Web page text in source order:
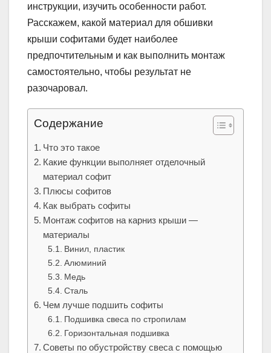
инструкции, изучить особенности работ.
Расскажем, какой материал для обшивки
крыши софитами будет наиболее
предпочтительным и как выполнить монтаж
самостоятельно, чтобы результат не
разочаровал.
Содержание
Что это такое
Какие функции выполняет отделочный
материал софит
Плюсы софитов
Как выбрать софиты
Монтаж софитов на карниз крыши —
материалы
Винил, пластик
Алюминий
Медь
Сталь
Чем лучше подшить софиты
Подшивка свеса по стропилам
Горизонтальная подшивка
Советы по обустройству свеса с помощью